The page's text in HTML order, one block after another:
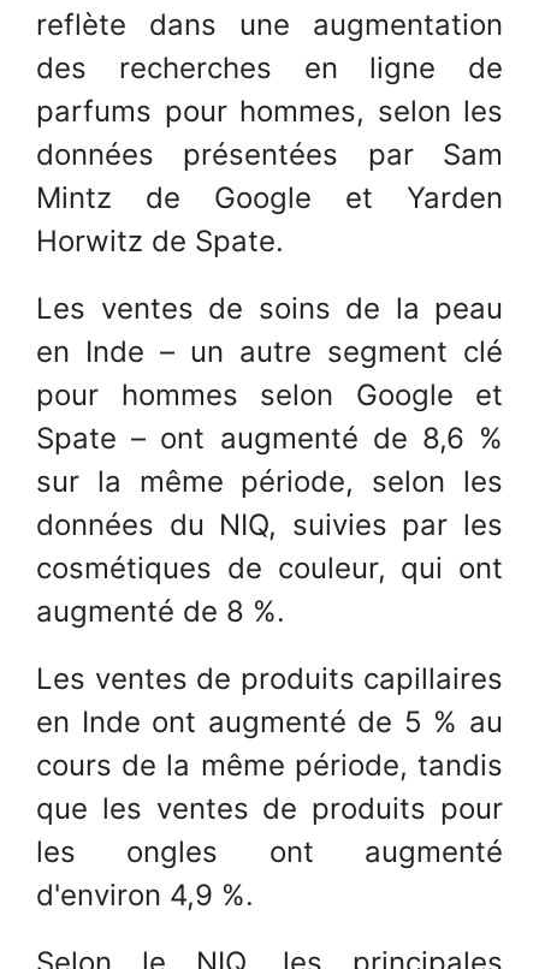
reflète dans une augmentation
des recherches en ligne de
parfums pour hommes, selon les
données présentées par Sam
Mintz de Google et Yarden
Horwitz de Spate.
Les ventes de soins de la peau
en Inde – un autre segment clé
pour hommes selon Google et
Spate – ont augmenté de 8,6 %
sur la même période, selon les
données du NIQ, suivies par les
cosmétiques de couleur, qui ont
augmenté de 8 %.
Les ventes de produits capillaires
en Inde ont augmenté de 5 % au
cours de la même période, tandis
que les ventes de produits pour
les ongles ont augmenté
d'environ 4,9 %.